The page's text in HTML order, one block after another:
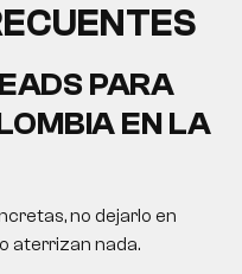
PARA
EN LA
no dejarlo en
aterrizan nada.